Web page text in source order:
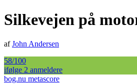
Silkevejen på
afJohn Andersen
58/100
ifølge 2 anmeldere
bog.nu metascore